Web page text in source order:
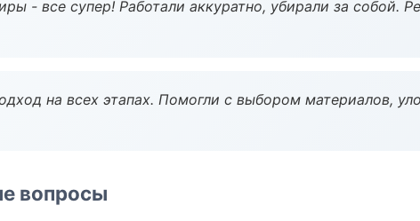
- все супер! Работали аккуратно, убирали за собой.
на всех этапах. Помогли с выбором материалов,
вопросы